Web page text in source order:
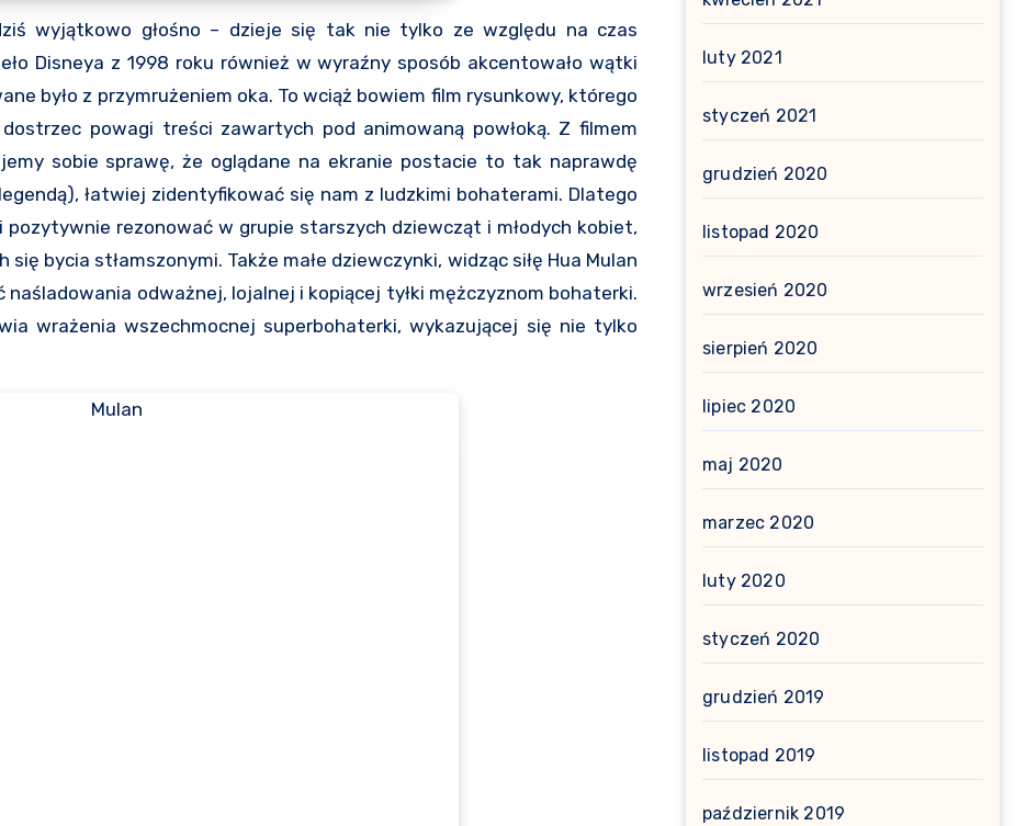
wyjątkowo głośno – dzieje się tak nie tylko ze względu na czas
Disneya z 1998 roku również w wyraźny sposób akcentowało wątki
było z przymrużeniem oka. To wciąż bowiem film rysunkowy, którego
powagi treści zawartych pod animowaną powłoką. Z filmem
sobie sprawę, że oglądane na ekranie postacie to tak naprawdę
łatwiej zidentyfikować się nam z ludzkimi bohaterami. Dlatego
pozytywnie rezonować w grupie starszych dziewcząt i młodych kobiet,
bycia stłamszonymi. Także małe dziewczynki, widząc siłę Hua Mulan
odważnej, lojalnej i kopiącej tyłki mężczyznom bohaterki.
wrażenia wszechmocnej superbohaterki, wykazującej się nie tylko
luty 2021
styczeń 2021
grudzień 2020
listopad 2020
wrzesień 2020
sierpień 2020
lipiec 2020
maj 2020
marzec 2020
luty 2020
styczeń 2020
grudzień 2019
listopad 2019
październik 2019